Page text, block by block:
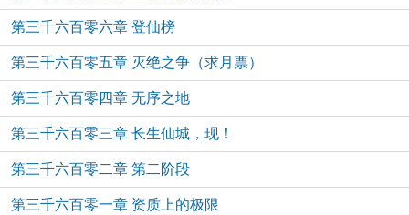
第三千六百零六章 登仙榜
第三千六百零五章 灭绝之争（求月票）
第三千六百零四章 无序之地
第三千六百零三章 长生仙城，现！
第三千六百零二章 第二阶段
第三千六百零一章 资质上的极限